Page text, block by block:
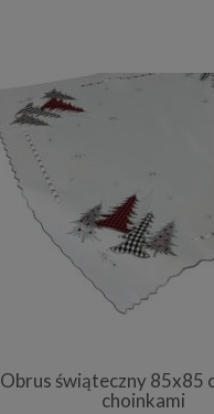
Obrus świąteczny 85x85
choinkami